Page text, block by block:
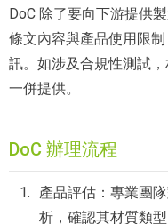
DoC 除了要向下游提供
條文內容與產品使用限
訊。如涉及合規性測試
一併提供。
DoC 辦理流程
產品評估：專業團
析，確認其材質類